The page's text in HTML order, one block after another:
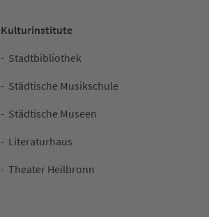
Kulturinstitute
- Stadtbibliothek
- Städtische Musikschule
- Städtische Museen
- Literaturhaus
- Theater Heilbronn